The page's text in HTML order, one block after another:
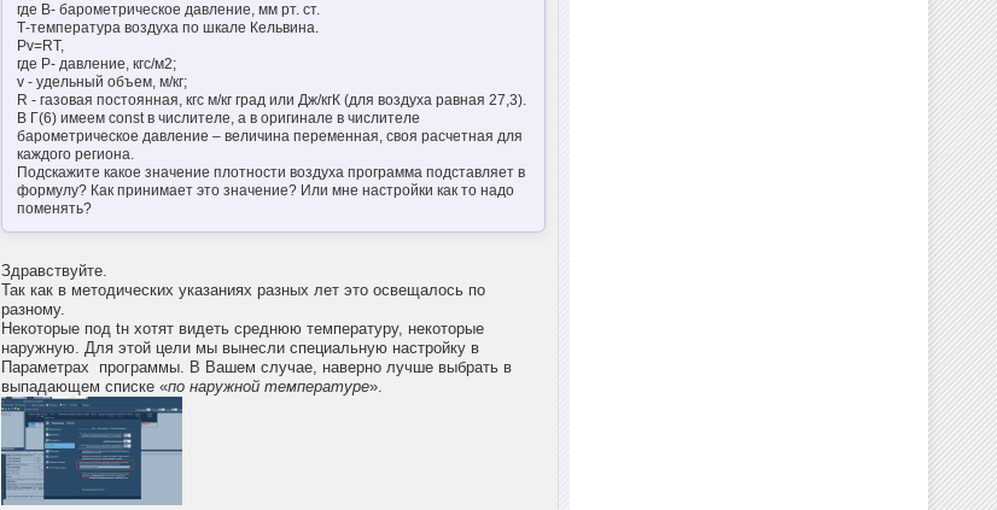
где В- барометрическое давление, мм рт. ст.
Т-температура воздуха по шкале Кельвина.
Pv=RT,
где Р- давление, кгс/м2;
v - удельный объем, м/кг;
R - газовая постоянная, кгс м/кг град или Дж/кгК (для воздуха равная 27,3).
В Г(6) имеем const в числителе, а в оригинале в числителе
барометрическое давление – величина переменная, своя расчетная для
каждого региона.
Подскажите какое значение плотности воздуха программа подставляет в
формулу? Как принимает это значение? Или мне настройки как то надо
поменять?
Здравствуйте.
Так как в методических указаниях разных лет это освещалось по
разному.
Некоторые под tн хотят видеть среднюю температуру, некоторые
наружную. Для этой цели мы вынесли специальную настройку в
Параметрах программы. В Вашем случае, наверно лучше выбрать в
выпадающем списке «по наружной температуре».